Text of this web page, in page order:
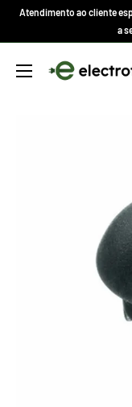
Atendimento ao cliente
a
Electrotodo.es